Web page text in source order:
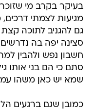
מגיעות לצמתי
גם להגניב לתוכה
סצינה יפה בה
חשבון נפש ולהבין
סתם כי הם בני אותו
שמא יש כאן משהו
כמובן שגם ברגעים